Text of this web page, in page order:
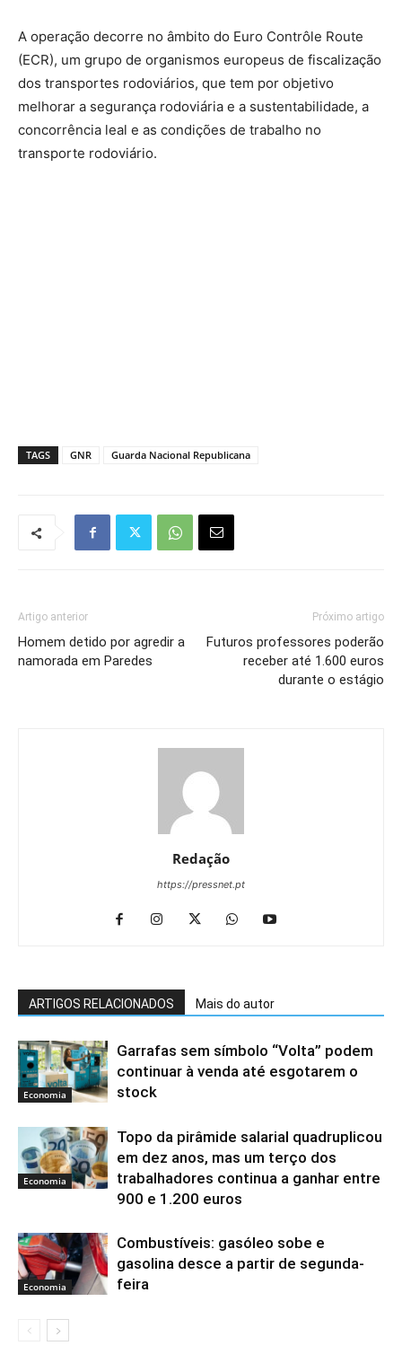
A operação decorre no âmbito do Euro Contrôle Route
(ECR), um grupo de organismos europeus de fiscalização
dos transportes rodoviários, que tem por objetivo
melhorar a segurança rodoviária e a sustentabilidade, a
concorrência leal e as condições de trabalho no
transporte rodoviário.
TAGS GNR Guarda Nacional Republicana
Artigo anterior
Homem detido por agredir a
namorada em Paredes
Próximo artigo
Futuros professores poderão
receber até 1.600 euros
durante o estágio
Redação
https://pressnet.pt
ARTIGOS RELACIONADOS Mais do autor
Economia
Garrafas sem símbolo “Volta” podem
continuar à venda até esgotarem o
stock
Economia
Topo da pirâmide salarial quadruplicou
em dez anos, mas um terço dos
trabalhadores continua a ganhar entre
900 e 1.200 euros
Economia
Combustíveis: gasóleo sobe e
gasolina desce a partir de segunda-
feira